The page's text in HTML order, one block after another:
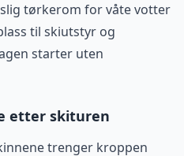
tørkerom for våte votter
til skiutstyr og
starter uten
etter skituren
trenger kroppen